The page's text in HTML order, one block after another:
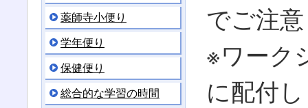
薬師寺小便り
学年便り
保健便り
総合的な学習の時間
でご注
※ワーク
に配付